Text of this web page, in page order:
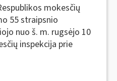
mokesčių
55 straipsnio
nuo š. m. rugsėjo 10
inspekcija prie